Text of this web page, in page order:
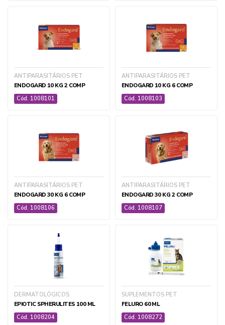
ANTIPARASITÁRIOS PET
ENDOGARD 10 KG 2 COMP
Cód. 1008101
ANTIPARASITÁRIOS PET
ENDOGARD 10 KG 6 COMP
Cód. 1008103
ANTIPARASITÁRIOS PET
ENDOGARD 30 KG 6 COMP
Cód. 1008106
ANTIPARASITÁRIOS PET
ENDOGARD 30 KG 2 COMP
Cód. 1008107
DERMATOLÓGICOS
EPIOTIC SPHERULITES 100 ML
Cód. 1008204
SUPLEMENTOS PET
FELURO 60 ML
Cód. 1008272
CIRÚRGICO E AMBULATORIAL PET
DIAGNOSTICOS PET
IDENTIFICAÇÃO ELETRÔNICA
MEDICAMENTOS PET
PET CARE
+ ver todas
DEFENSIVOS
SEMENTES